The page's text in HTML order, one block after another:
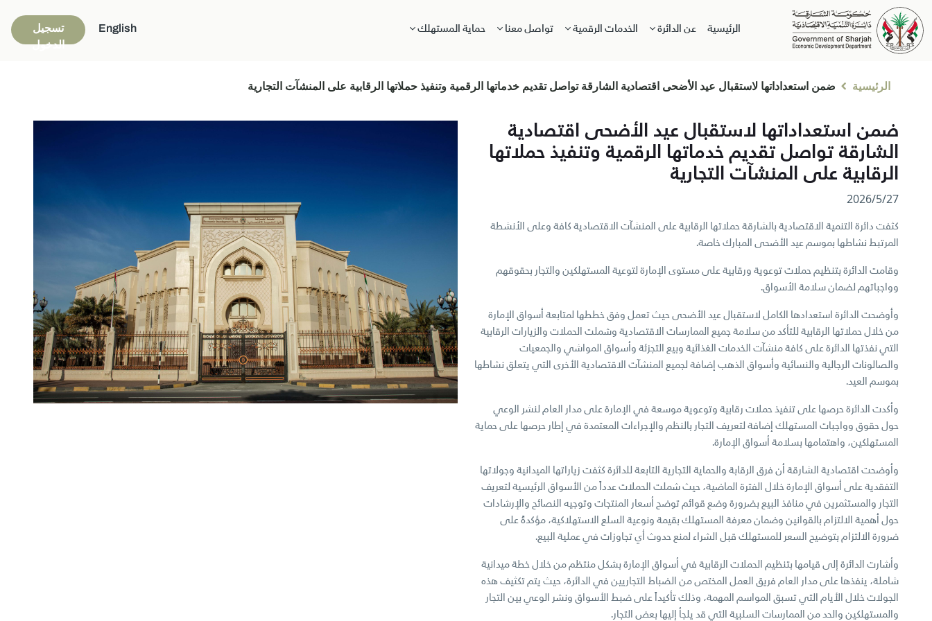
الرئيسية عن الدائرة الخدمات الرقمية تواصل معنا حماية المستهلك English
تسجيل
الدخول
الرئيسية ضمن استعداداتها لاستقبال عيد الأضحى اقتصادية الشارقة تواصل تقديم خدماتها الرقمية وتنفيذ حملاتها الرقابية على المنشآت التجارية
ضمن استعداداتها لاستقبال عيد الأضحى اقتصادية
الشارقة تواصل تقديم خدماتها الرقمية وتنفيذ حملاتها
الرقابية على المنشآت التجارية
27‏/5‏/2026
كثفت دائرة التنمية الاقتصادية بالشارقة حملاتها الرقابية على المنشآت الاقتصادية كافة وعلى الأنشطة
المرتبط نشاطها بموسم عيد الأضحى المبارك خاصة.
وقامت الدائرة بتنظيم حملات توعوية ورقابية على مستوى الإمارة لتوعية المستهلكين والتجار بحقوقهم
وواجباتهم لضمان سلامة الأسواق.
وأوضحت الدائرة استعدادها الكامل لاستقبال عيد الأضحى حيث تعمل وفق خططها لمتابعة أسواق الإمارة
من خلال حملاتها الرقابية للتأكد من سلامة جميع الممارسات الاقتصادية وشملت الحملات والزيارات الرقابية
التي نفذتها الدائرة على كافة منشآت الخدمات الغذائية وبيع التجزئة وأسواق المواشي والجمعيات
والصالونات الرجالية والنسائية وأسواق الذهب إضافة لجميع المنشآت الاقتصادية الأخرى التي يتعلق نشاطها
بموسم العيد.
وأكدت الدائرة حرصها على تنفيذ حملات رقابية وتوعوية موسعة في الإمارة على مدار العام لنشر الوعي
حول حقوق وواجبات المستهلك إضافة لتعريف التجار بالنظم والإجراءات المعتمدة في إطار حرصها على حماية
المستهلكين، واهتمامها بسلامة أسواق الإمارة.
وأوضحت اقتصادية الشارقة أن فرق الرقابة والحماية التجارية التابعة للدائرة كثفت زياراتها الميدانية وجولاتها
التفقدية على أسواق الإمارة خلال الفترة الماضية، حيث شملت الحملات عدداً من الأسواق الرئيسية لتعريف
التجار والمستثمرين في منافذ البيع بضرورة وضع قوائم توضح أسعار المنتجات وتوجيه النصائح والإرشادات
حول أهمية الالتزام بالقوانين وضمان معرفة المستهلك بقيمة ونوعية السلع الاستهلاكية، مؤكدةً على
ضرورة الالتزام بتوضيح السعر للمستهلك قبل الشراء لمنع حدوث أي تجاوزات في عملية البيع.
وأشارت الدائرة إلى قيامها بتنظيم الحملات الرقابية في أسواق الإمارة بشكل منتظم من خلال خطة ميدانية
شاملة، ينفذها على مدار العام فريق العمل المختص من الضباط التجاريين في الدائرة، حيث يتم تكثيف هذه
الجولات خلال الأيام التي تسبق المواسم المهمة، وذلك تأكيداً على ضبط الأسواق ونشر الوعي بين التجار
والمستهلكين والحد من الممارسات السلبية التي قد يلجأ إليها بعض التجار.